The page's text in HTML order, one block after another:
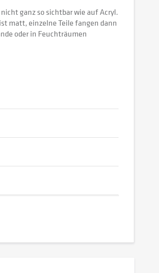
ganz so sichtbar wie auf Acryl.
matt, einzelne Teile fangen dann
oder in Feuchträumen